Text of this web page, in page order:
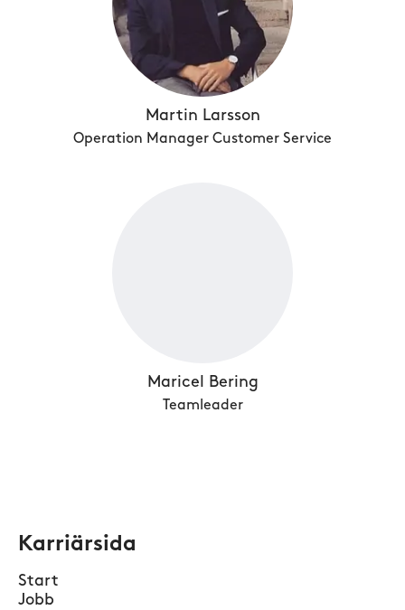
Martin Larsson
Operation Manager Customer Service
Maricel Bering
Teamleader
Karriärsida
Start
Jobb